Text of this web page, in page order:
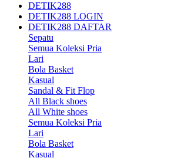
DETIK288
DETIK288 LOGIN
DETIK288 DAFTAR
Sepatu
Semua Koleksi Pria
Lari
Bola Basket
Kasual
Sandal & Fit Flop
All Black shoes
All White shoes
Semua Koleksi Pria
Lari
Bola Basket
Kasual